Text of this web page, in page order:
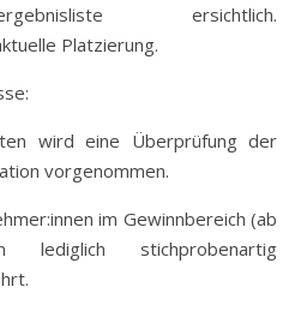
ersichtlich.
Platzierung.
wird eine Überprüfung der
vorgenommen.
im Gewinnbereich (ab
stichprobenartig